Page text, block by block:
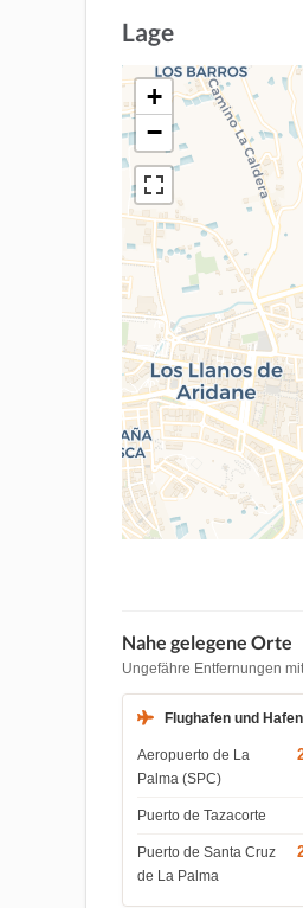
Lage
+
−
Nahe gelegene Orte
Ungefähre Entfernungen
Flughafen und Hafen
Aeropuerto de La
Palma (SPC)
Puerto de Tazacorte
Puerto de Santa Cruz
de La Palma